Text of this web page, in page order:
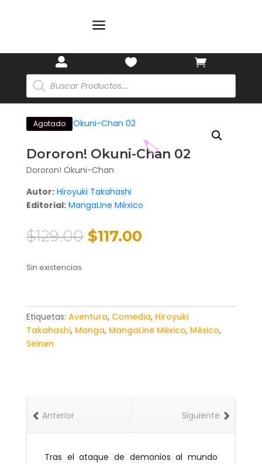
a
 

Búsqueda
de
productos
Agotado
Dororon! Okuni-Chan 02
Dororon! Okuni-Chan
Autor: Hiroyuki Takahashi
Editorial: MangaLine México
$129.00 El
precio
$117.00El
Sin existencias
Etiquetas: Aventura, Comedia, Hiroyuki
Takahashi, Manga, MangaLine México, México,
Seinen
Siguiente
Anterior
Tras el ataque de demonios al mundo